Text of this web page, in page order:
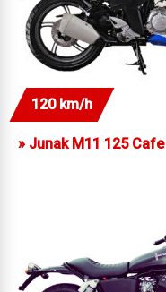
120 km/h
» Junak M11 125 Cafe